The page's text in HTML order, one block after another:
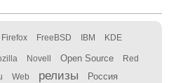
Firefox FreeBSD IBM KDE
Novell Open Source Red
Web релизы Россия